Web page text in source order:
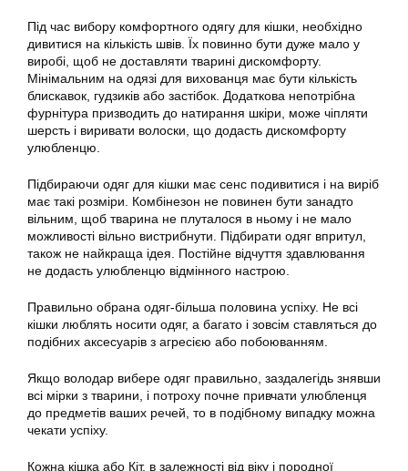
Під час вибору комфортного одягу для кішки, необхідно
дивитися на кількість швів. Їх повинно бути дуже мало у
виробі, щоб не доставляти тварині дискомфорту.
Мінімальним на одязі для вихованця має бути кількість
блискавок, гудзиків або застібок. Додаткова непотрібна
фурнітура призводить до натирання шкіри, може чіпляти
шерсть і виривати волоски, що додасть дискомфорту
улюбленцю.
Підбираючи одяг для кішки має сенс подивитися і на виріб
має такі розміри. Комбінезон не повинен бути занадто
вільним, щоб тварина не плуталося в ньому і не мало
можливості вільно вистрибнути. Підбирати одяг впритул,
також не найкраща ідея. Постійне відчуття здавлювання
не додасть улюбленцю відмінного настрою.
Правильно обрана одяг-більша половина успіху. Не всі
кішки люблять носити одяг, а багато і зовсім ставляться до
подібних аксесуарів з агресією або побоюванням.
Якщо володар вибере одяг правильно, заздалегідь знявши
всі мірки з тварини, і потроху почне привчати улюбленця
до предметів ваших речей, то в подібному випадку можна
чекати успіху.
Кожна кішка або Кіт, в залежності від віку і породної